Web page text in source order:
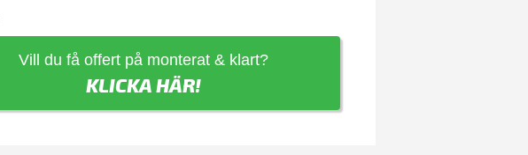
Vill du få offert på monterat & klart?
KLICKA HÄR!